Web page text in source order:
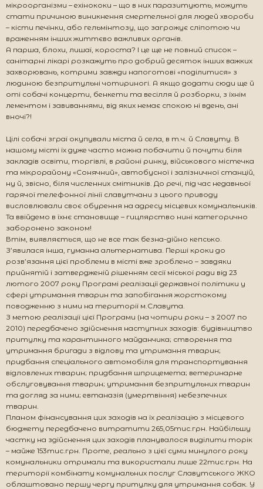
мікроорганізми – ехінококи – що в них паразитують, можуть
стати причиною виникнення смертельної для людей хвороби
– кісти печінки, або гельмінтозу, що загрожує сліпотою чи
враженням інших життєво важливих органів.
А парша, блохи, лишаї, короста? І це ще не повний список –
санітарні лікарі розкажуть про добрий десяток інших важких
захворювань, котрими завжди напоготові «поділитися» з
людиною безпритульні чотириногі. А якщо додати сюди ще й
оті собачі концерти, бенкети та весілля й розборки, з їхнім
лементом і завиваннями, від яких немає спокою ні вдень, ані
вночі?!
Цілі собачі зграї окупували міста й села, в т.ч. й Славуту. В
нашому місті їх дуже часто можна побачити й почути біля
закладів освіти, торгівлі, в районі ринку, військового містечка
та мікрорайону «Сонячний», автобусної і залізничної станцій,
ну й, звісно, біля численних смітників. До речі, під час недавньої
гарячої телефонної лінії славутчани з цього приводу
висловлювали своє обурення на адресу місцевих комунальників.
Та ввійдемо в їхнє становище – гицлярство нині категорично
заборонено законом!
Втім, виявляється, що не все так безна-дійно кепсько.
З’явилася інша, гуманна альтернатива. Перші кроки до
розв’язання цієї проблеми в місті вже зроблено – завдяки
прийнятій і затвердженій рішенням сесії міської ради від 23
лютого 2007 року Програмі реалізації державної політики у
сфері утримання тварин та запобігання жорстокому
поводженню з ними на території м.Славута.
З метою реалізації цієї Програми (на чотири роки – з 2007 по
2010) передбачено здійснення наступних заходів: будівництво
притулку та карантинного майданчика; створення та
утримання бригади з відлову та утримання тварин;
придбання спеціального автомобіля для транспортування
відловлених тварин; придбання шприцемета; ветеринарне
обслуговування тварин; утримання безпритульних тварин
та догляд за ними; евтаназія (умертвіння) небезпечних
тварин.
Планом фінансування цих заходів на їх реалізацію з місцевого
бюджету передбачено витратити 265,05тис.грн. Найбільшу
частку на здійснення цих заходів планувалося виділити торік
– майже 153тис.грн. Проте, реально з цієї суми минулого року
комунальники отримали та використали лише 22тис.грн. На
території комбінату комунальних послуг Славутського ЖКО
облаштовано першу чергу притулку для утримання собак. У